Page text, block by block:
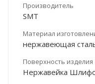
Производитель
SMT
Материал
нержавеющая
Поверхность изделия
Нержавейка